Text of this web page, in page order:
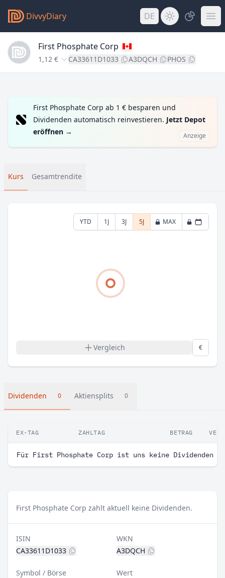
DivvyDiary DE
First Phosphate Corp
1,12 € CA33611D1033 A3DQCH PHOS
First Phosphate Corp ab 1 € besparen und
Dividenden automatisch reinvestieren. Jetzt Depot
eröffnen → Anzeige
Kurs Gesamtrendite
YTD 1J 3J 5J MAX
Vergleich €
Dividenden 0 Aktiensplits 0
EX-TAG ZAHLTAG BETRAG
Für First Phosphate Corp ist uns keine Dividenden
First Phosphate Corp zahlt aktuell keine Dividenden.
ISIN
CA33611D1033
WKN
A3DQCH
Symbol / Börse
Wert